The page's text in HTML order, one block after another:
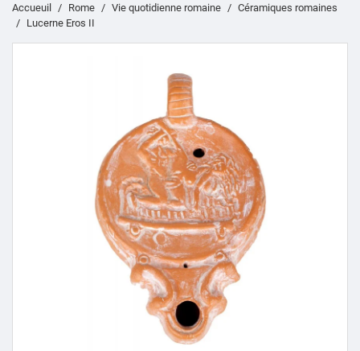
Accueuil Rome Vie quotidienne romaine
Céramiques romaines
Lucerne Eros II